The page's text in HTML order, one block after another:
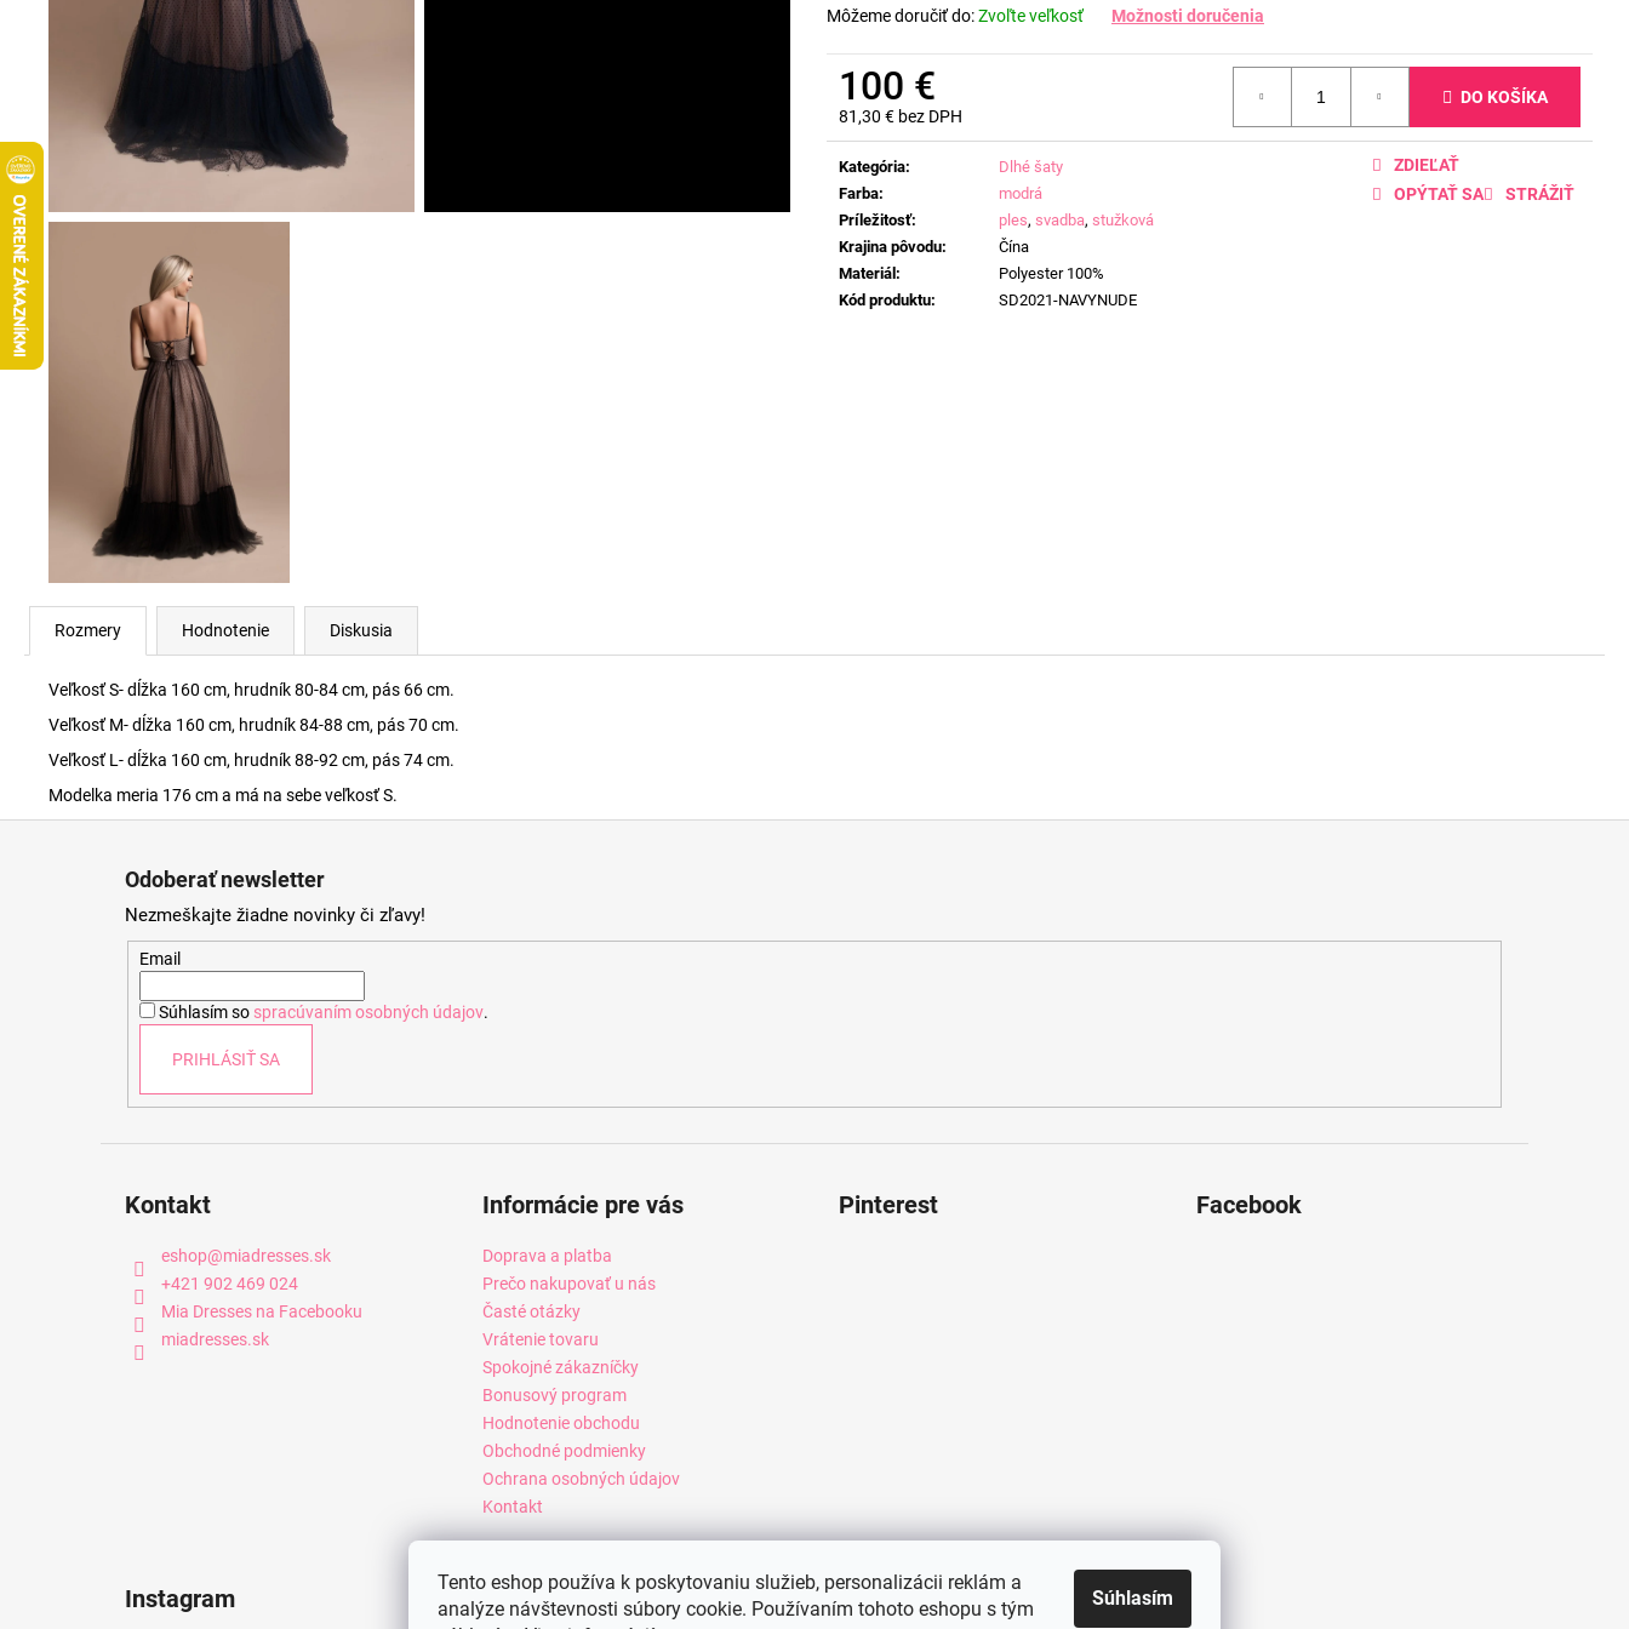
Tento eshop používa k poskytovaniu služieb, personalizácii reklám a
analýze návštevnosti súbory cookie. Používaním tohoto eshopu s tým
Súhlasím
Môžeme doručiť do:Zvoľte veľkosť Možnosti doručenia
100 €
81,30 € bez DPH
Jednotková
cena:
DO KOŠÍKA
Kategória:
Dlhé šaty
Farba:
modrá
Príležitosť: ples, svadba, stužková
Krajina pôvodu:
Čína
Materiál:
Polyester 100%
Kód produktu: SD2021-NAVYNUDE
OPÝTAŤ SA STRÁŽIŤ
ZDIEĽAŤ
Rozmery Hodnotenie Diskusia
Veľkosť S- dĺžka 160 cm, hrudník 80-84 cm, pás 66 cm.
Veľkosť M- dĺžka 160 cm, hrudník 84-88 cm, pás 70 cm.
Veľkosť L- dĺžka 160 cm, hrudník 88-92 cm, pás 74 cm.
Modelka meria 176 cm a má na sebe veľkosť S.
Odoberať newsletter
Nezmeškajte žiadne novinky či zľavy!
Email
Súhlasím so spracúvaním osobných údajov.
PRIHLÁSIŤ SA
Kontakt
eshop@miadresses.sk
+421 902 469 024
Mia Dresses na Facebooku
miadresses.sk
Informácie pre vás
Doprava a platba
Prečo nakupovať u nás
Časté otázky
Vrátenie tovaru
Spokojné zákazníčky
Bonusový program
Hodnotenie obchodu
Obchodné podmienky
Ochrana osobných údajov
Kontakt
Pinterest Facebook
Instagram